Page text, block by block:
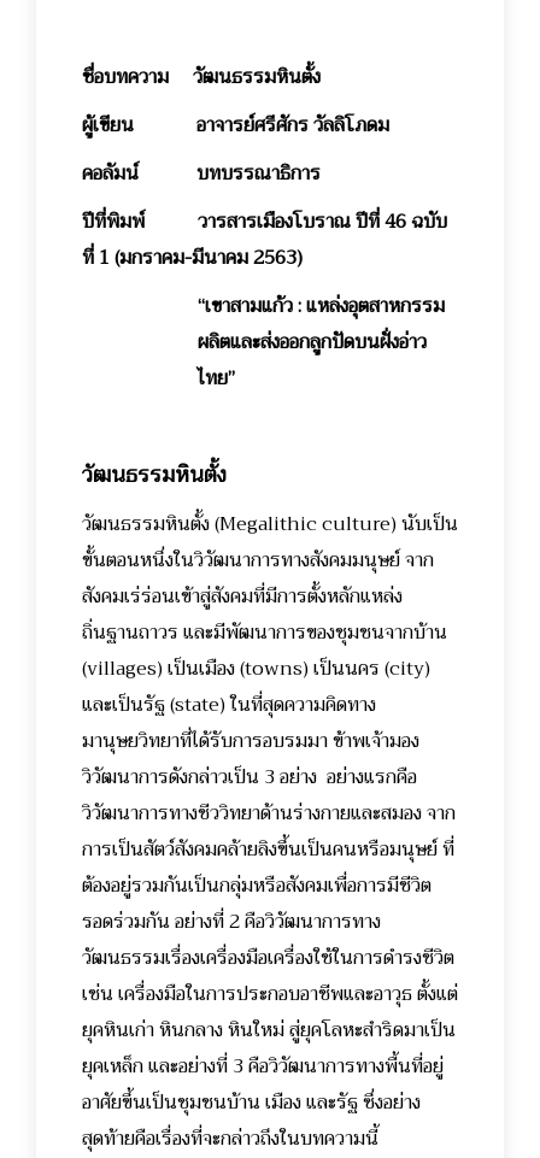
ชื่อบทความ
วัฒนธรรมหินตั้ง
ผู้เขียน อาจารย์ศรีศักร วัลลิโภดม
คอลัมน์ บทบรรณาธิการ
ปีที่พิมพ์ วารสารเมืองโบราณ ปีที่ 46 ฉบับ
ที่ 1 (มกราคม-มีนาคม 2563)
“เขาสามแก้ว : แหล่งอุตสาหกรรม
ผลิตและส่งออกลูกปัดบนฝั่งอ่าว
ไทย”
วัฒนธรรมหินตั้ง
วัฒนธรรมหินตั้ง (Megalithic culture) นับเป็น
ขั้นตอนหนึ่งในวิวัฒนาการทางสังคมมนุษย์ จาก
สังคมเร่ร่อนเข้าสู่สังคมที่มีการตั้งหลักแหล่ง
ถิ่นฐานถาวร และมีพัฒนาการของชุมชนจากบ้าน
(villages) เป็นเมือง (towns) เป็นนคร (city)
และเป็นรัฐ (state) ในที่สุดความคิดทาง
มานุษยวิทยาที่ได้รับการอบรมมา ข้าพเจ้ามอง
วิวัฒนาการดังกล่าวเป็น 3 อย่าง อย่างแรกคือ
วิวัฒนาการทางชีววิทยาด้านร่างกายและสมอง จาก
การเป็นสัตว์สังคมคล้ายลิงขึ้นเป็นคนหรือมนุษย์ ที่
ต้องอยู่รวมกันเป็นกลุ่มหรือสังคมเพื่อการมีชีวิต
รอดร่วมกัน อย่างที่ 2 คือวิวัฒนาการทาง
วัฒนธรรมเรื่องเครื่องมือเครื่องใช้ในการดำรงชีวิต
เช่น เครื่องมือในการประกอบอาชีพและอาวุธ ตั้งแต่
ยุคหินเก่า หินกลาง หินใหม่ สู่ยุคโลหะสำริดมาเป็น
ยุคเหล็ก และอย่างที่ 3 คือวิวัฒนาการทางพื้นที่อยู่
อาศัยขึ้นเป็นชุมชนบ้าน เมือง และรัฐ ซึ่งอย่าง
สุดท้ายคือเรื่องที่จะกล่าวถึงในบทความนี้